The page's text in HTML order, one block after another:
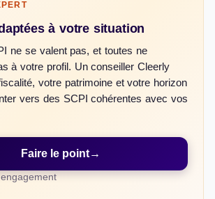
à votre situation
ne se valent pas, et toutes ne
à votre profil. Un conseiller Cleerly
votre patrimoine et votre horizon
vers des SCPI cohérentes avec vos
Faire le point→